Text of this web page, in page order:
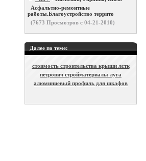
Асфальтно-ремонтные
работы.Благоустройство террито
(7673 Просмотров с 04-21-2010)
Далее по теме:
стоимость строительства крыши лстк
петрович стройматериалы луга
алюминиевый профиль для шкафов